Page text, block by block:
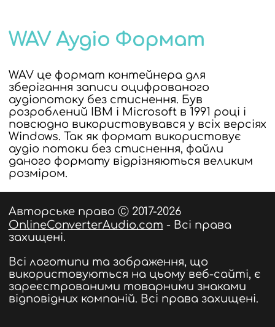
WAV Аудіо Формат
WAV це формат контейнера для
зберігання записи оцифрованого
аудіопотоку без стиснення. Був
розроблений IBM і Microsoft в 1991 році і
повсюдно використовувався у всіх версіях
Windows. Так як формат використовує
аудіо потоки без стиснення, файли
даного формату відрізняються великим
розміром.
Авторське право Ⓒ 2017-2026
OnlineConverterAudio.com - Всі права
захищені.
Всі логотипи та зображення, що
використовуються на цьому веб-сайті, є
зареєстрованими товарними знаками
відповідних компаній. Всі права захищені.